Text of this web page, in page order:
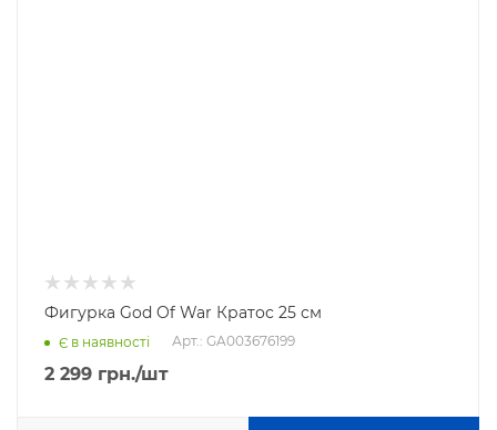
Фигурка God Of War Кратос 25 см
Є в наявності Арт.: GA003676199
2 299 грн./шт